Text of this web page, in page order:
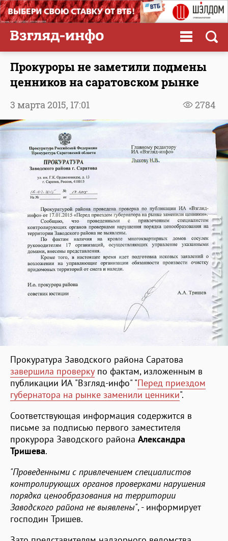
Прокуроры не заметили подмены
ценников на саратовском рынке
2784
3 марта 2015, 17:01
Прокуратура Заводского района Саратова
завершила проверку по фактам, изложенным в
публикации ИА "Взгляд-инфо" "Перед приездом
губернатора на рынке заменили ценники".
Соответствующая информация содержится в
письме за подписью первого заместителя
прокурора Заводского района Александра
Тришева.
"Проведенными с привлечением специалистов
контролирующих органов проверками нарушения
порядка ценообразования на территории
Заводского района не выявлены", - информирует
господин Тришев.